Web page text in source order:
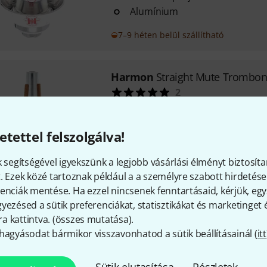
felszolgálva!
segítségével igyekszünk a legjobb vásárlási élményt
Ezek közé tartoznak például a a személyre szabott
mentése. Ha ezzel nincsenek fenntartásaid, kérjük,
a sütik preferenciákat, statisztikákat és marketinget
kattintva. (összes mutatása).
bármikor visszavonhatod a sütik beállításainál (itt
Alumínium
7–9 héten belül szállítható
Harmon Straight Mute
2
Azonnal szállítható
HarmonTriple Play Mute
Harsona számára